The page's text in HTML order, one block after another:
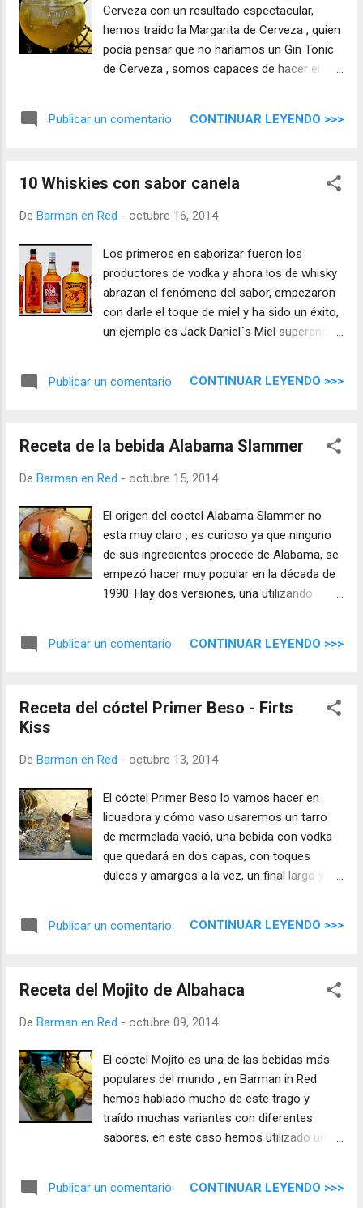
Cerveza con un resultado espectacular,
hemos traído la Margarita de Cerveza , quien
podía pensar que no haríamos un Gin Tonic
de Cerveza , somos capaces de hacer el
somos capaces de combinar nuestra
cerveza?.
Publicar un comentario CONTINUAR LEYENDO >>>
10 Whiskies con sabor canela
De Barman en Red - octubre 16, 2014
Los primeros en saborizar fueron los
productores de vodka y ahora los de whisky
abrazan el fenómeno del sabor, empezaron
con darle el toque de miel y ha sido un éxito,
un ejemplo es Jack Daniel´s Miel superando
whisky con sabor está llena de controversia,
añada una gota de sabor al whisky.
Publicar un comentario CONTINUAR LEYENDO >>>
Receta de la bebida Alabama Slammer
De Barman en Red - octubre 15, 2014
El origen del cóctel Alabama Slammer no
esta muy claro , es curioso ya que ninguno
de sus ingredientes procede de Alabama, se
empezó hacer muy popular en la década de
1990. Hay dos versiones, una utilizando
refrescante copa, es adecuada para
Publicar un comentario CONTINUAR LEYENDO >>>
Receta del cóctel Primer Beso - Firts
Kiss
De Barman en Red - octubre 13, 2014
El cóctel Primer Beso lo vamos hacer en
licuadora y cómo vaso usaremos un tarro
de mermelada vació, una bebida con vodka
que quedará en dos capas, con toques
dulces y amargos a la vez, un final largo y
vida: los amigos y el vodka ... y los mejores
beso` ...
Publicar un comentario CONTINUAR LEYENDO >>>
Receta del Mojito de Albahaca
De Barman en Red - octubre 09, 2014
El cóctel Mojito es una de las bebidas más
populares del mundo , en Barman in Red
hemos hablado mucho de este trago y
traído muchas variantes con diferentes
sabores, en este caso hemos utilizado una
italiana y ahora reina en nuestro Mojito de
Publicar un comentario CONTINUAR LEYENDO >>>